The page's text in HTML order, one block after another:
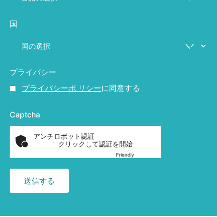
国
プライバシー
プライバシーポ リシーに同意する
Captcha
アンチロボット認証
クリックして認証を開始
FriendlyCaptcha ⇗